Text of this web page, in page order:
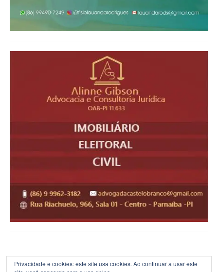
Privacidade e cookies: este site usa cookies. Ao continuar a usar este